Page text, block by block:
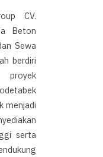
CV.
Beton
Sewa
berdiri
menjadi
serta